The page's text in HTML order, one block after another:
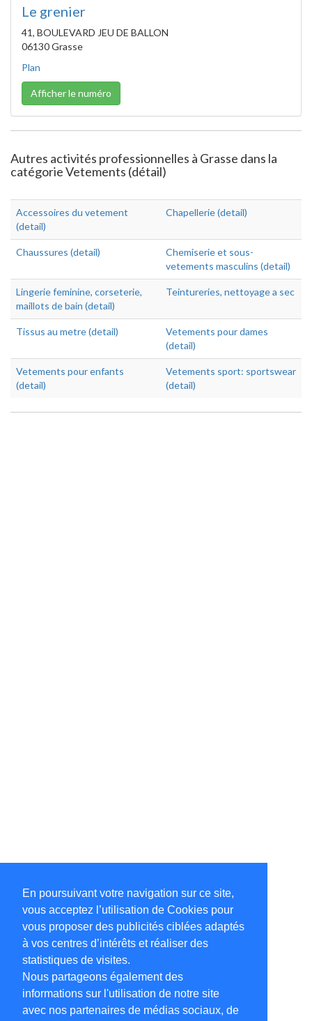
En poursuivant votre navigation sur ce site,
vous acceptez l’utilisation de Cookies pour
vous proposer des publicités ciblées adaptés
à vos centres d’intérêts et réaliser des
statistiques de visites.
Nous partageons également des
informations sur l'utilisation de notre site
avec nos partenaires de médias sociaux, de
Le grenier
41, BOULEVARD JEU DE BALLON
06130 Grasse
Plan
Afficher le numéro
Autres activités professionnelles à Grasse dans la
catégorie Vetements (détail)
Accessoires du vetement
(detail)
Chapellerie (detail)
Chaussures (detail)
Chemiserie et sous-
vetements masculins (detail)
Lingerie feminine, corseterie,
maillots de bain (detail)
Teintureries, nettoyage a sec
Tissus au metre (detail)
Vetements pour dames
(detail)
Vetements pour enfants
(detail)
Vetements sport: sportswear
(detail)